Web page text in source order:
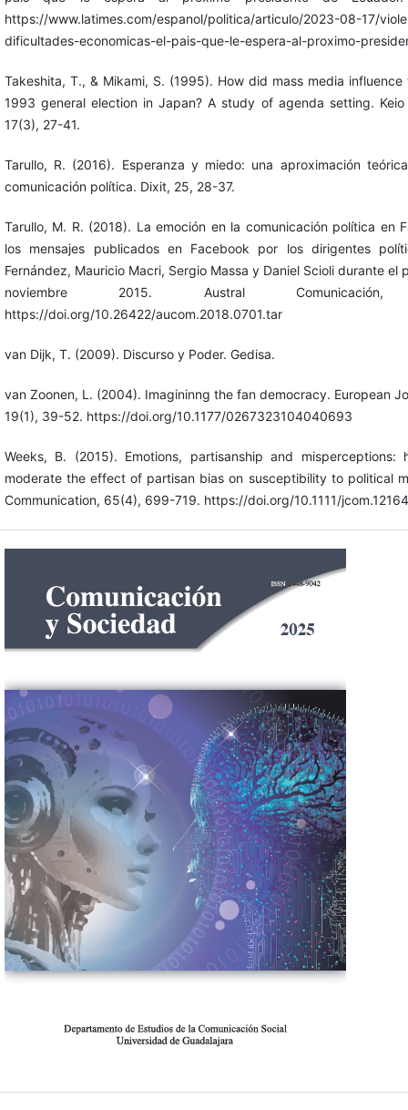
https://www.latimes.com/espanol/politica/articulo/2023-08-17/
dificultades-economicas-el-pais-que-le-espera-al-proximo-
Takeshita, T., & Mikami, S. (1995). How did mass media influence
1993 general election in Japan? A study of agenda setting. Keio
17(3), 27-41.
Tarullo, R. (2016). Esperanza y miedo: una aproximación
comunicación política. Dixit, 25, 28-37.
Tarullo, M. R. (2018). La emoción en la comunicación política en
los mensajes publicados en Facebook por los dirigentes
Fernández, Mauricio Macri, Sergio Massa y Daniel Scioli durante el
noviembre 2015. Austral
https://doi.org/10.26422/aucom.2018.0701.tar
van Dijk, T. (2009). Discurso y Poder. Gedisa.
van Zoonen, L. (2004). Imagininng the fan democracy. European
19(1), 39-52. https://doi.org/10.1177/0267323104040693
Weeks, B. (2015). Emotions, partisanship and
moderate the effect of partisan bias on susceptibility to political
Communication, 65(4), 699-719. https://doi.org/10.1111/jcom.12164